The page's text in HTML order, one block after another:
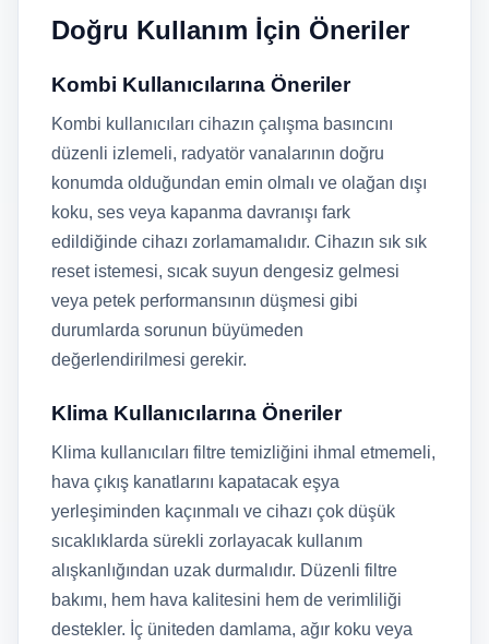
Doğru Kullanım İçin Öneriler
Kombi Kullanıcılarına Öneriler
Kombi kullanıcıları cihazın çalışma basıncını
düzenli izlemeli, radyatör vanalarının doğru
konumda olduğundan emin olmalı ve olağan dışı
koku, ses veya kapanma davranışı fark
edildiğinde cihazı zorlamamalıdır. Cihazın sık sık
reset istemesi, sıcak suyun dengesiz gelmesi
veya petek performansının düşmesi gibi
durumlarda sorunun büyümeden
değerlendirilmesi gerekir.
Klima Kullanıcılarına Öneriler
Klima kullanıcıları filtre temizliğini ihmal etmemeli,
hava çıkış kanatlarını kapatacak eşya
yerleşiminden kaçınmalı ve cihazı çok düşük
sıcaklıklarda sürekli zorlayacak kullanım
alışkanlığından uzak durmalıdır. Düzenli filtre
bakımı, hem hava kalitesini hem de verimliliği
destekler. İç üniteden damlama, ağır koku veya